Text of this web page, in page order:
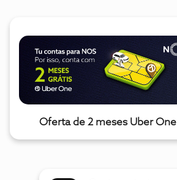
Oferta de 2 meses Uber One